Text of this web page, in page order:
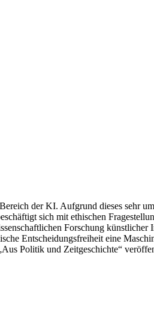
der KI. Aufgrund dieses sehr
sich mit ethischen
Forschung
Entscheidungsfreiheit eine
Politik und Zeitgeschichte“